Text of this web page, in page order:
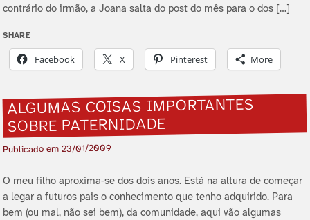
contrário do irmão, a Joana salta do post do mês para o dos […]
SHARE
Facebook X Pinterest More
ALGUMAS COISAS IMPORTANTES
SOBRE PATERNIDADE
Publicado em23/01/2009
O meu filho aproxima-se dos dois anos. Está na altura de começar
a legar a futuros pais o conhecimento que tenho adquirido. Para
bem (ou mal, não sei bem), da comunidade, aqui vão algumas